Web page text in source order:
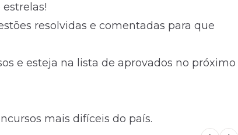
resolvidas e comentadas para que
e esteja na lista de aprovados no próximo
mais difíceis do país.